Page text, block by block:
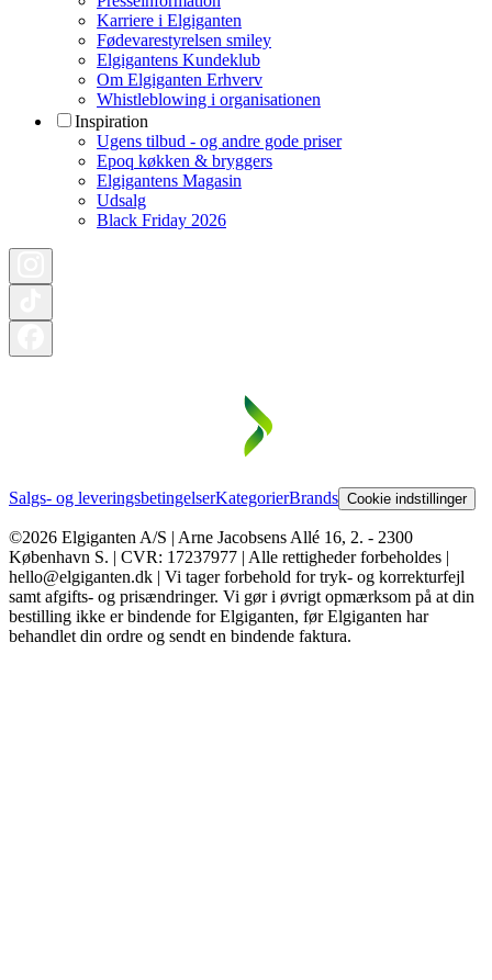
Karriere i Elgiganten
Fødevarestyrelsen smiley
Elgigantens Kundeklub
Om Elgiganten Erhverv
Whistleblowing i organisationen
Inspiration
Ugens tilbud - og andre gode priser
Epoq køkken & bryggers
Elgigantens Magasin
Udsalg
Black Friday 2026
Salgs- og leveringsbetingelserKategorierBrands Cookie indstillinger
©2026 Elgiganten A/S | Arne Jacobsens Allé 16, 2. - 2300
København S. | CVR: 17237977 | Alle rettigheder forbeholdes |
hello@elgiganten.dk | Vi tager forbehold for tryk- og korrekturfejl
samt afgifts- og prisændringer. Vi gør i øvrigt opmærksom på at din
bestilling ikke er bindende for Elgiganten, før Elgiganten har
behandlet din ordre og sendt en bindende faktura.